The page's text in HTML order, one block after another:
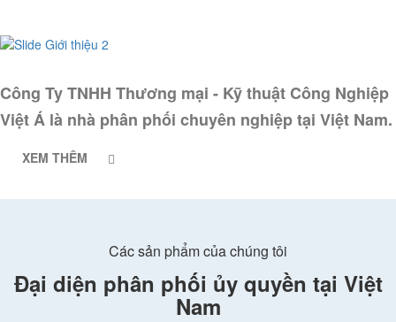
Công Ty TNHH Thương mại - Kỹ thuật Công Nghiệp
Việt Á là nhà phân phối chuyên nghiệp tại Việt Nam.
XEM THÊM
Các sản phẩm của chúng tôi
Đại diện phân phối ủy quyền tại Việt
Nam